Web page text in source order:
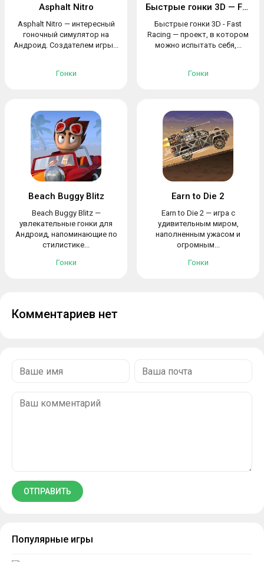
Asphalt Nitro
Asphalt Nitro — интересный
гоночный симулятор на
Андроид. Создателем игры...
Гонки
Быстрые гонки 3D — Fast Racing
Быстрые гонки 3D - Fast
Racing — проект, в котором
можно испытать себя,...
Гонки
Beach Buggy Blitz
Beach Buggy Blitz —
увлекательные гонки для
Андроид, напоминающие по
стилистике...
Гонки
Earn to Die 2
Earn to Die 2 — игра с
удивительным миром,
наполненным ужасом и
огромным...
Гонки
Комментариев нет
Популярные игры